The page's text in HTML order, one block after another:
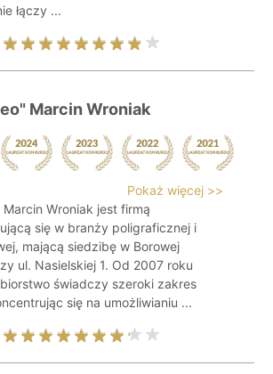
łączy ...
Marcin Wroniak
Pokaż więcej >>
Marcin Wroniak jest firmą
się w branży poligraficznej i
mającą siedzibę w Borowej
ul. Nasielskiej 1. Od 2007 roku
świadczy szeroki zakres
się na umożliwianiu ...